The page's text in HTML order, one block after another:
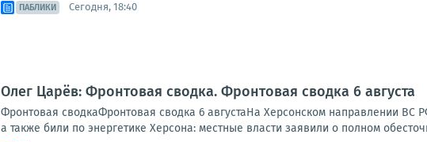
ПАБЛИКИ Сегодня, 18:40
Олег Царёв: Фронтовая сводка. Фронтовая сводка 6 августа
Фронтовая сводкаФронтовая сводка 6 августаНа Херсонском направлении
а также били по энергетике Херсона: местные власти заявили о полном